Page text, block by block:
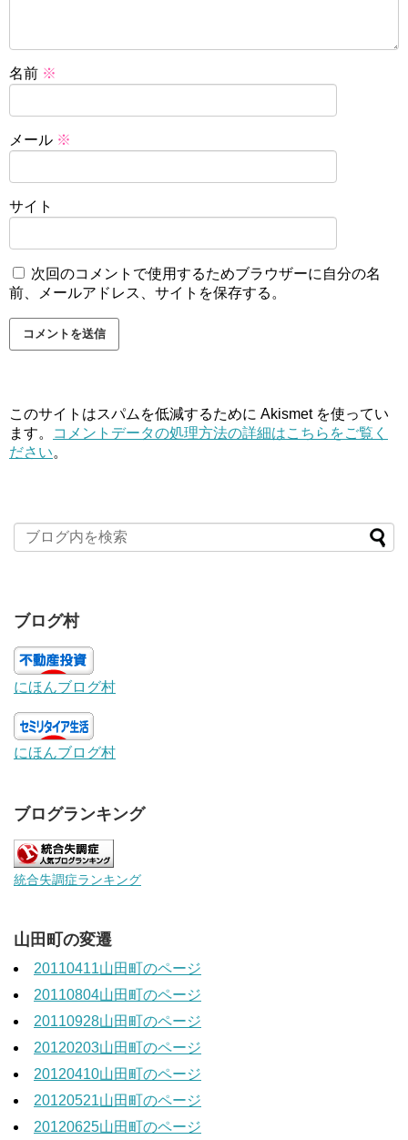
名前 ※
メール ※
サイト
次回のコメントで使用するためブラウザーに自分の名
前、メールアドレス、サイトを保存する。
このサイトはスパムを低減するために Akismet を使ってい
ます。
コメントデータの処理方法の詳細はこちらをご覧く
ださい。
ブログ村
にほんブログ村
にほんブログ村
ブログランキング
統合失調症ランキング
山田町の変遷
20110411山田町のページ
20110804山田町のページ
20110928山田町のページ
20120203山田町のページ
20120410山田町のページ
20120521山田町のページ
20120625山田町のページ